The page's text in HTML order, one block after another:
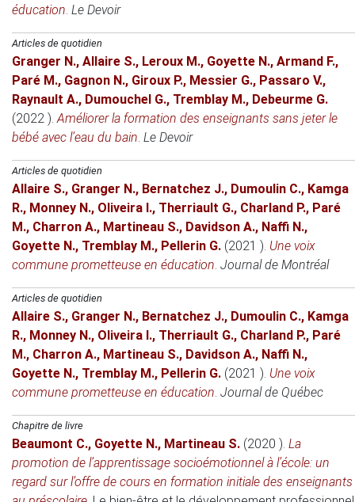
éducation. Le Devoir
Articles de quotidien
Granger N., Allaire S., Leroux M., Goyette N., Armand F.,
Paré M., Gagnon N., Giroux P., Messier G., Passaro V.,
Raynault A., Dumouchel G., Tremblay M., Debeurme G.
(2022 ).Améliorer la formation des enseignants sans jeter le
bébé avec l’eau du bain. Le Devoir
Articles de quotidien
Allaire S., Granger N., Bernatchez J., Dumoulin C., Kamga
R., Monney N., Oliveira I., Therriault G., Charland P., Paré
M., Charron A., Martineau S., Davidson A., Naffi N.,
Goyette N., Tremblay M., Pellerin G. (2021 ). Une voix
commune prometteuse en éducation. Journal de Montréal
Articles de quotidien
Allaire S., Granger N., Bernatchez J., Dumoulin C., Kamga
R., Monney N., Oliveira I., Therriault G., Charland P., Paré
M., Charron A., Martineau S., Davidson A., Naffi N.,
Goyette N., Tremblay M., Pellerin G. (2021 ). Une voix
commune prometteuse en éducation. Journal de Québec
Chapitre de livre
Beaumont C., Goyette N., Martineau S. (2020 ). La
promotion de l’apprentissage socioémotionnel à l’école: un
regard sur l’offre de cours en formation initiale des enseignants